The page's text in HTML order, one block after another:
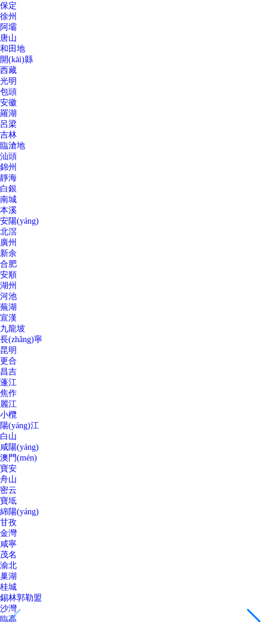
保定
徐州
阿壩
唐山
和田地
開(kāi)縣
西藏
光明
包頭
安徽
羅湖
呂梁
吉林
臨滄地
汕頭
錦州
靜海
白銀
南城
本溪
安陽(yáng)
北滘
廣州
新余
合肥
安順
湖州
河池
蕪湖
宣漢
九龍坡
長(zhǎng)寧
昆明
更合
昌吉
蓬江
焦作
麗江
小欖
陽(yáng)江
白山
咸陽(yáng)
澳門(mén)
寶安
舟山
密云
寶坻
綿陽(yáng)
甘孜
金灣
咸寧
茂名
渝北
巢湖
桂城
錫林郭勒盟
沙灣
臨高